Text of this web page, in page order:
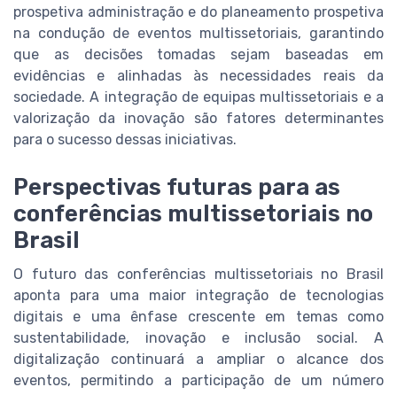
prospetiva administração e do planeamento prospetiva
na condução de eventos multissetoriais, garantindo
que as decisões tomadas sejam baseadas em
evidências e alinhadas às necessidades reais da
sociedade. A integração de equipas multissetoriais e a
valorização da inovação são fatores determinantes
para o sucesso dessas iniciativas.
Perspectivas futuras para as
conferências multissetoriais no
Brasil
O futuro das conferências multissetoriais no Brasil
aponta para uma maior integração de tecnologias
digitais e uma ênfase crescente em temas como
sustentabilidade, inovação e inclusão social. A
digitalização continuará a ampliar o alcance dos
eventos, permitindo a participação de um número